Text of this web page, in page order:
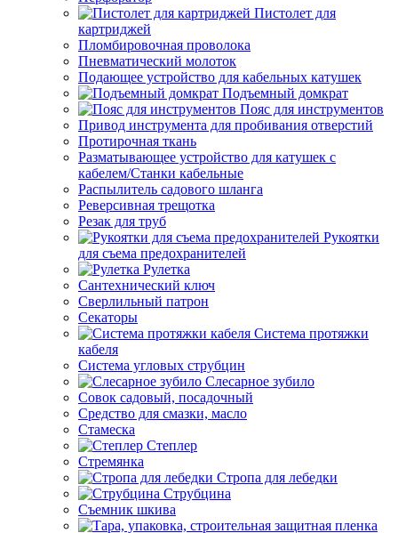
Пистолет для
картриджей
Пломбировочная проволока
Пневматический молоток
Подающее устройство для кабельных катушек
Подъемный домкрат
Пояс для инструментов
Привод инструмента для пробивания отверстий
Протирочная ткань
Разматывающее устройство для катушек с
кабелем/Станки кабельные
Распылитель садового шланга
Реверсивная трещотка
Резак для труб
Рукоятки
для съема предохранителей
Рулетка
Сантехнический ключ
Сверлильный патрон
Секаторы
Система протяжки
кабеля
Система угловых струбцин
Слесарное зубило
Совок садовый, посадочный
Средство для смазки, масло
Стамеска
Степлер
Стремянка
Стропа для лебедки
Струбцина
Съемник шкива